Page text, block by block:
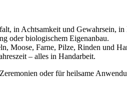
in Achtsamkeit und Gewahrsein,
oder biologischem Eigenanbau.
Moose, Farne, Pilze, Rinden und
– alles in Handarbeit.
oder für heilsame